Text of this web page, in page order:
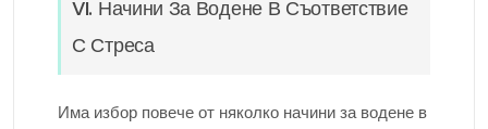
VI. Начини За Водене В Съответствие
С Стреса
Има избор повече от няколко начини за водене в